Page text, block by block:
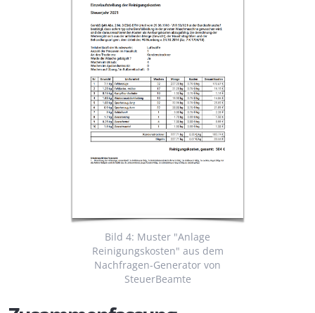
Bild 4: Muster "Anlage
Reinigungskosten" aus dem
Nachfragen-Generator von
SteuerBeamte